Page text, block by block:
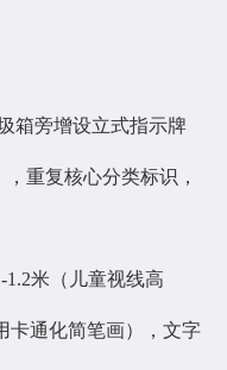
旁增设立式指示牌
，重复核心分类标识，
米（儿童视线高
卡通化简笔画），文字